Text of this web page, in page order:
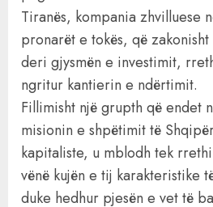
Tiranës, kompania zhvilluese
pronarët e tokës, që
deri gjysmën e investimit,
ngritur kantierin e ndërtimit.
Fillimisht një grupth që endet
misionin e shpëtimit të
kapitaliste, u mblodh tek
vënë kujën e tij karakteristike
duke hedhur pjesën e vet të